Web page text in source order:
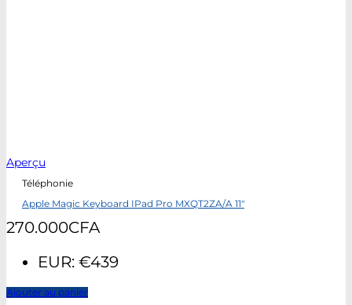
Aperçu
Téléphonie
Apple Magic Keyboard IPad Pro MXQT2ZA/A 11″
270.000CFA
EUR: €439
Ajouter au panier